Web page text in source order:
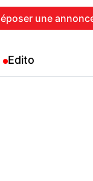
une
Edito